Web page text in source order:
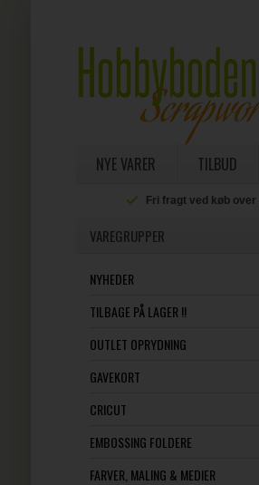
NYE VARER TILBUD
Fri fragt ved køb over
VAREGRUPPER
NYHEDER
TILBAGE PÅ LAGER !!
OUTLET OPRYDNING
GAVEKORT
CRICUT
EMBOSSING FOLDERE
FARVER, MALING & MEDIER